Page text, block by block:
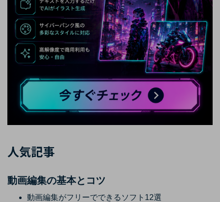
人気記事
動画編集の基本とコツ
動画編集がフリーでできるソフト12選